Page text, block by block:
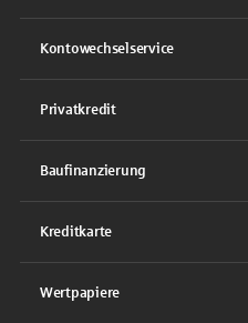
Kontowechselservice
Privatkredit
Baufinanzierung
Kreditkarte
Wertpapiere